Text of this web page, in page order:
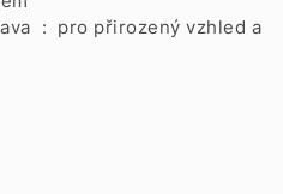
: pro přirozený vzhled a